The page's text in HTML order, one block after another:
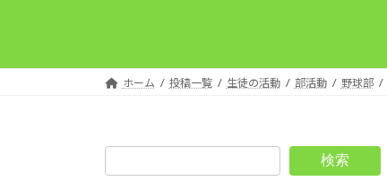
プ
動
ホーム 投稿一覧 生徒の活動 部活動 野球部
検索